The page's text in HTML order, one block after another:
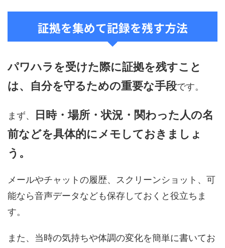
証拠を集めて記録を残す方法
パワハラを受けた際に証拠を残すこと
は、自分を守るための重要な手段です。
まず、
日時・場所・状況・関わった人の名
前などを具体的にメモしておきましょ
う。
メールやチャットの履歴、スクリーンショット、可
能なら音声データなども保存しておくと役立ちま
す。
また、当時の気持ちや体調の変化を簡単に書いてお